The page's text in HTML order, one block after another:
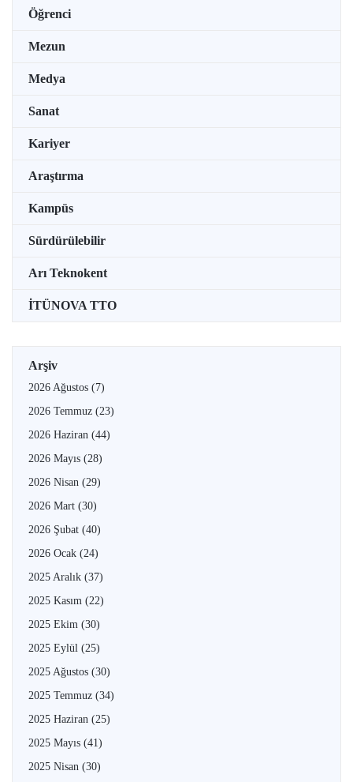
Öğrenci
Mezun
Medya
Sanat
Kariyer
Araştırma
Kampüs
Sürdürülebilir
Arı Teknokent
İTÜNOVA TTO
Arşiv
2026 Ağustos (7)
2026 Temmuz (23)
2026 Haziran (44)
2026 Mayıs (28)
2026 Nisan (29)
2026 Mart (30)
2026 Şubat (40)
2026 Ocak (24)
2025 Aralık (37)
2025 Kasım (22)
2025 Ekim (30)
2025 Eylül (25)
2025 Ağustos (30)
2025 Temmuz (34)
2025 Haziran (25)
2025 Mayıs (41)
2025 Nisan (30)